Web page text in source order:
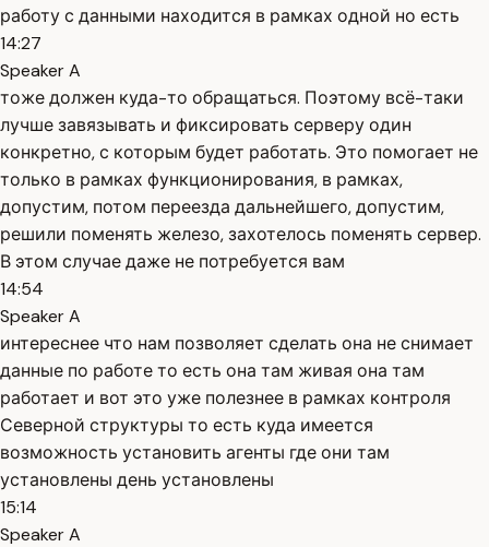
работу с данными находится в рамках одной но есть
14:27
Speaker A
тоже должен куда-то обращаться. Поэтому всё-таки
лучше завязывать и фиксировать серверу один
конкретно, с которым будет работать. Это помогает не
только в рамках функционирования, в рамках,
допустим, потом переезда дальнейшего, допустим,
решили поменять железо, захотелось поменять сервер.
В этом случае даже не потребуется вам
14:54
Speaker A
интереснее что нам позволяет сделать она не снимает
данные по работе то есть она там живая она там
работает и вот это уже полезнее в рамках контроля
Северной структуры то есть куда имеется
возможность установить агенты где они там
установлены день установлены
15:14
Speaker A